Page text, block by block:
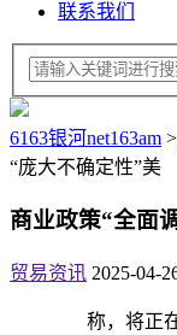
联系我们
6163银河net163am >
“庞大不确定性”美
商业政策“全面
贸易资讯 2025-04-
称，将正在